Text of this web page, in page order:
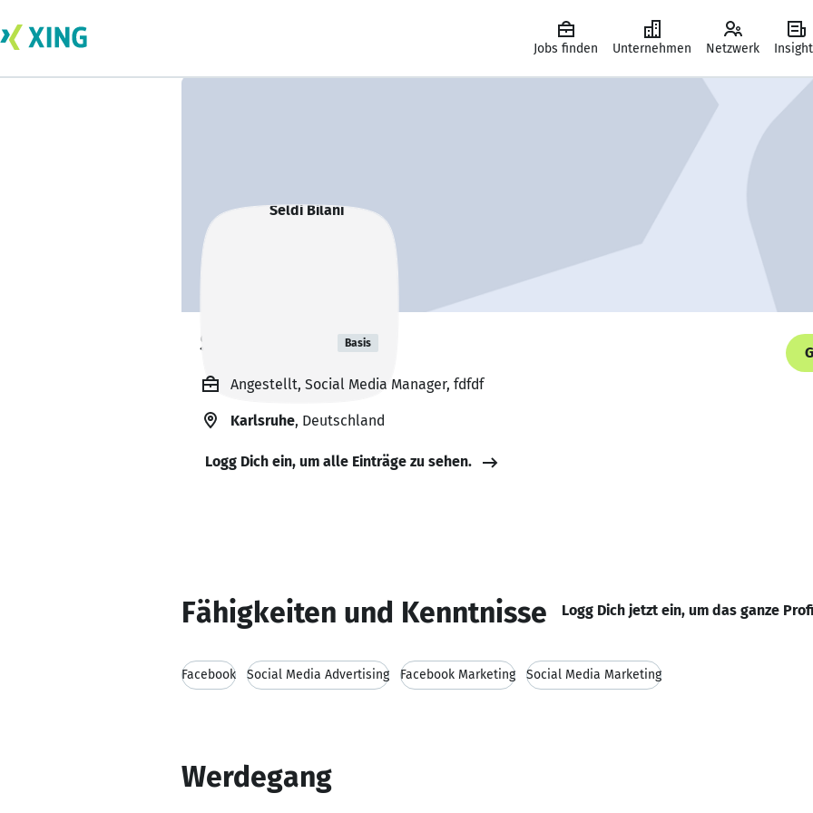
Jobs finden Unternehmen Netzwerk
Seldi Bilani Basis
Angestellt, Social Media Manager, fdfdf
Karlsruhe, Deutschland
Logg Dich ein, um alle Einträge zu sehen.
Fähigkeiten und Kenntnisse Logg Dich jetzt ein, um das ganze
Facebook Social Media Advertising Facebook Marketing Social Media Marketing
Werdegang